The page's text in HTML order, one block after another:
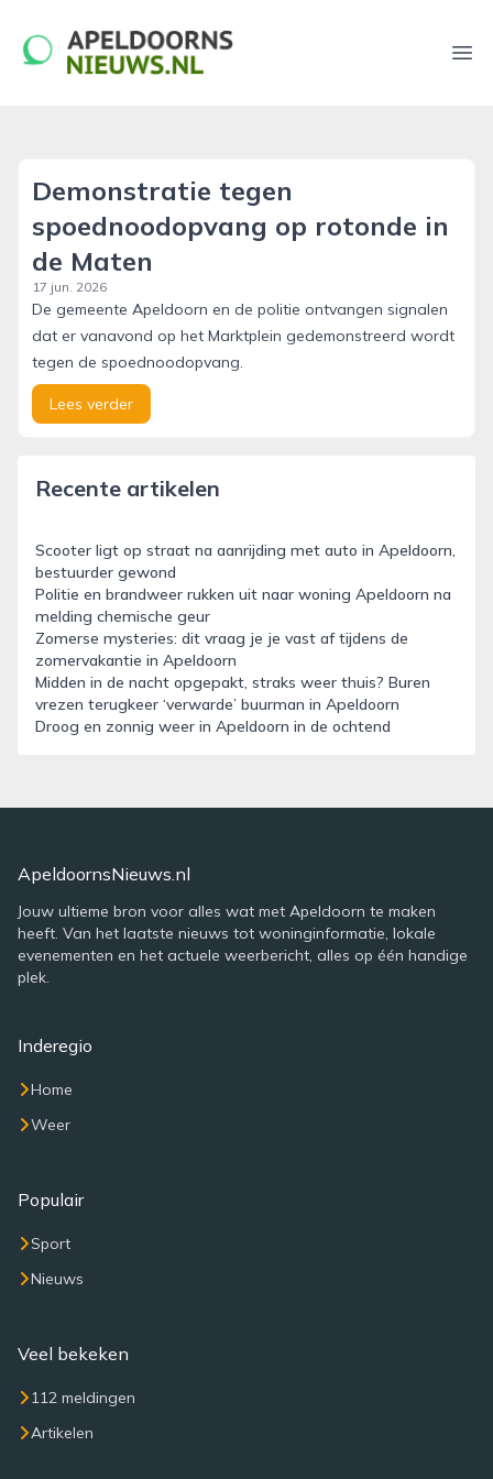
apeldoornsnieuws.nl
Demonstratie tegen
spoednoodopvang op rotonde in
de Maten
17 jun. 2026
De gemeente Apeldoorn en de politie ontvangen signalen
dat er vanavond op het Marktplein gedemonstreerd wordt
tegen de spoednoodopvang.
Lees verder
Recente artikelen
Scooter ligt op straat na aanrijding met auto in Apeldoorn,
bestuurder gewond
Politie en brandweer rukken uit naar woning Apeldoorn na
melding chemische geur
Zomerse mysteries: dit vraag je je vast af tijdens de
zomervakantie in Apeldoorn
Midden in de nacht opgepakt, straks weer thuis? Buren
vrezen terugkeer ‘verwarde’ buurman in Apeldoorn
Droog en zonnig weer in Apeldoorn in de ochtend
ApeldoornsNieuws.nl
Jouw ultieme bron voor alles wat met Apeldoorn te maken
heeft. Van het laatste nieuws tot woninginformatie, lokale
evenementen en het actuele weerbericht, alles op één handige
plek.
Inderegio
Home
Weer
Populair
Sport
Nieuws
Veel bekeken
112 meldingen
Artikelen